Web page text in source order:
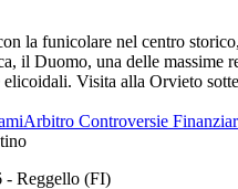
la funicolare nel centro
il Duomo, una delle massime
Visita alla Orvieto
Arbitro Controversie
- Reggello (FI)